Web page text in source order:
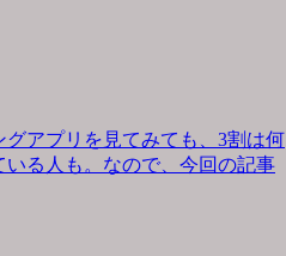
アプリを見てみても、3割は何
る人も。なので、今回の記事